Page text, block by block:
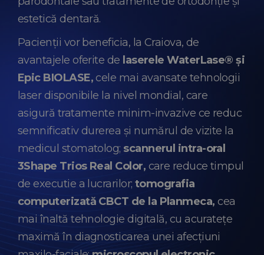
estetică dentară.
Pacienții vor beneficia, la Craiova, de
avantajele oferite de laserele WaterLase® și
Epic BIOLASE,cele mai avansate tehnologii
laser disponibile la nivel mondial, care
asigură tratamente minim-invazive ce reduc
semnificativ durerea și numărul de vizite la
medicul stomatolog; scannerul intra-oral
3Shape Trios Real Color, care reduce timpul
de executie a lucrarilor; tomografia
computerizată CBCT de la Planmeca, cea
mai înaltă tehnologie digitală, cu acuratețe
maximă în diagnosticarea unei afecțiuni